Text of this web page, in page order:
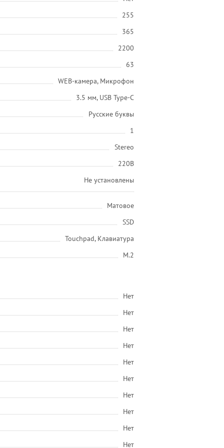
255
365
2200
63
WEB-камера, Микрофон
3.5 мм, USB Type-C
Русские буквы
1
Stereo
220В
Не установлены
Матовое
SSD
Touchpad, Клавиатура
M.2
Нет
Нет
Нет
Нет
Нет
Нет
Нет
Нет
Нет
Нет